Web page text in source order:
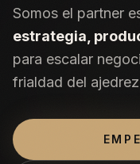
Somos el partner
estrategia,
para escalar
frialdad del